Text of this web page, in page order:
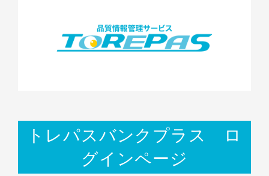
トレパスバンクプラス ロ
グインページ